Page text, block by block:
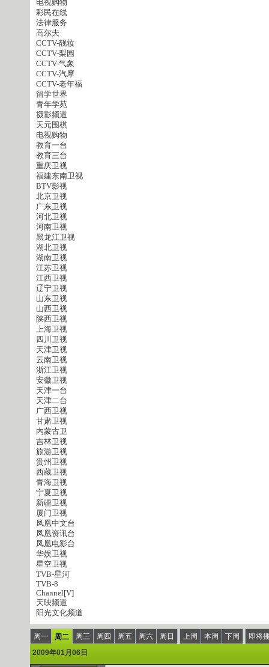
电视购物
彩民在线
法律服务
高尔夫
CCTV-靓妆
CCTV-梨园
CCTV-气象
CCTV-汽摩
CCTV-老年福
留学世界
青年学苑
摄影频道
天元围棋
电视购物
教育一台
教育三台
重庆卫视
福建东南卫视
BTV影视
北京卫视
广东卫视
河北卫视
河南卫视
黑龙江卫视
湖北卫视
湖南卫视
江苏卫视
江西卫视
辽宁卫视
山东卫视
山西卫视
陕西卫视
上海卫视
四川卫视
天津卫视
云南卫视
浙江卫视
安徽卫视
天津一台
天津二台
广西卫视
甘肃卫视
内蒙古卫
吉林卫视
旅游卫视
贵州卫视
西藏卫视
青海卫视
宁夏卫视
新疆卫视
厦门卫视
凤凰中文台
凤凰资讯台
凤凰电影台
华娱卫视
星空卫视
TVB-星河
TVB-8
Channel[V]
天映频道
阳光文化频道
周一 周二 周三 周四 周五 周六 周日 上周 本周 下周
即将
2009年01月06日